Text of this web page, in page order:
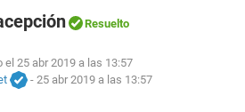
Resuelto
el 25 abr 2019 a las 13:57
- 25 abr 2019 a las 13:57